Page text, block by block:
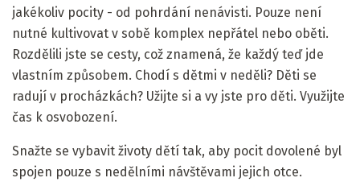
jakékoliv pocity - od pohrdání nenávisti. Pouze není
nutné kultivovat v sobě komplex nepřátel nebo oběti.
Rozdělili jste se cesty, což znamená, že každý teď jde
vlastním způsobem. Chodí s dětmi v neděli? Děti se
radují v procházkách? Užijte si a vy jste pro děti. Využijte
čas k osvobození.
Snažte se vybavit životy dětí tak, aby pocit dovolené byl
spojen pouze s nedělními návštěvami jejich otce.